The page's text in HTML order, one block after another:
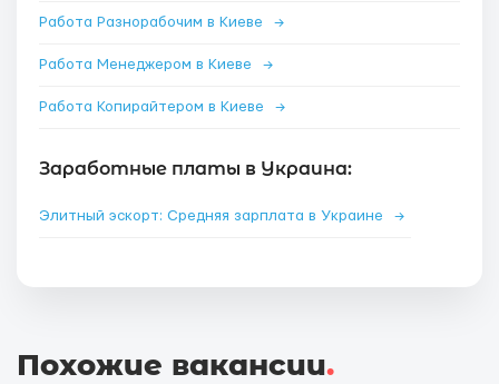
Работа Разнорабочим в Киеве →
Работа Менеджером в Киеве →
Работа Копирайтером в Киеве →
Заработные платы в Украина:
Элитный эскорт: Средняя зарплата в Украине →
Похожие вакансии.